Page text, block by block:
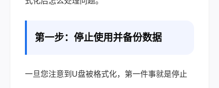
第一步：停止使用并备份数据
一旦您注意到U盘被格式化，第一件事就是停止